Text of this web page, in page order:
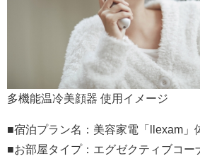
多機能温冷美顔器 使用イメージ
■宿泊プラン名：美容家電「llexam」
■お部屋タイプ：エグゼクティブコー